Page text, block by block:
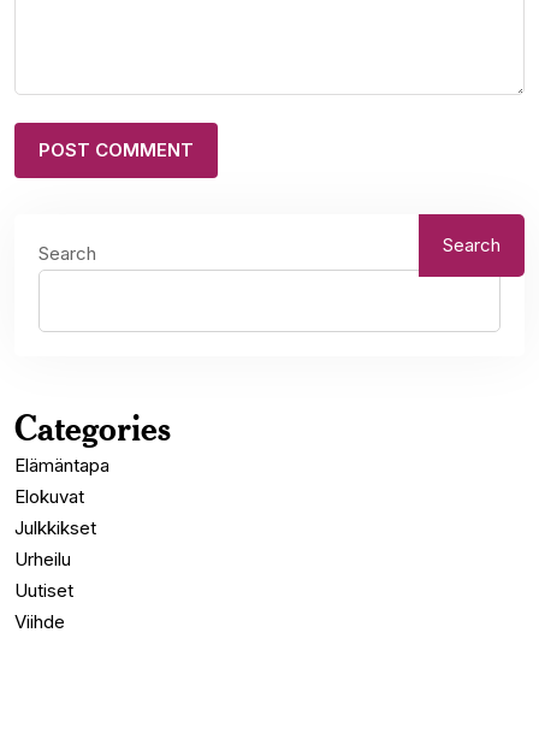
Search Search
Categories
Elämäntapa
Elokuvat
Julkkikset
Urheilu
Uutiset
Viihde